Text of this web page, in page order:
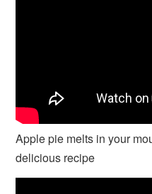
Apple pie melts in your
delicious recipe